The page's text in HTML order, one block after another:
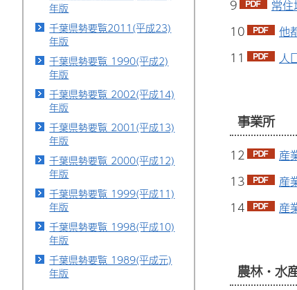
年版
千葉県勢要覧2011(平成23)
年版
千葉県勢要覧 1990(平成2)
年版
千葉県勢要覧 2002(平成14)
年版
千葉県勢要覧 2001(平成13)
年版
千葉県勢要覧 2000(平成12)
年版
千葉県勢要覧 1999(平成11)
年版
千葉県勢要覧 1998(平成10)
年版
千葉県勢要覧 1989(平成元)
年版
9
常
10
他
11
人
事業所
12
産
13
産
14
産
農林・水